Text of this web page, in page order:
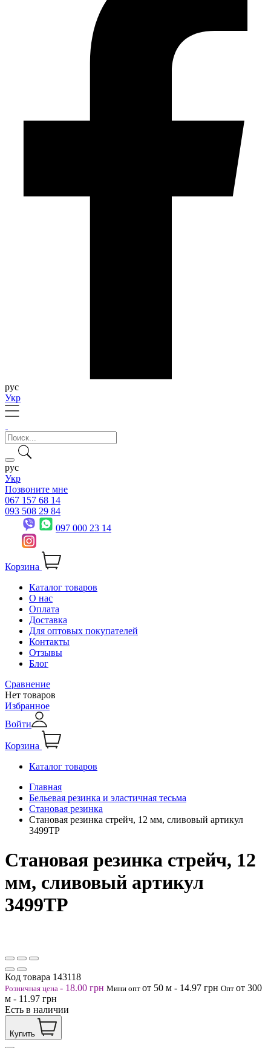
рус
Укр
рус
Укр
Позвоните мне
067 157 68 14
093 508 29 84
097 000 23 14
Корзина
Каталог товаров
О нас
Оплата
Доставка
Для оптовых покупателей
Контакты
Отзывы
Блог
Сравнение
Нет товаров
Избранное
Войти
Корзина
Каталог товаров
Главная
Бельевая резинка и эластичная тесьма
Становая резинка
Становая резинка стрейч, 12 мм, сливовый артикул
3499ТР
Становая резинка стрейч, 12
мм, сливовый артикул
3499ТР
Код товара 143118
Розничная цена - 18.00 грн Мини опт от 50 м - 14.97 грн Опт от 300
м - 11.97 грн
Есть в наличии
Купить